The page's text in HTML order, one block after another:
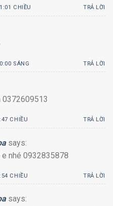
CHIỀU TRẢ LỜI
SÁNG TRẢ LỜI
0372609513
CHIỀU TRẢ LỜI
says:
nhé 0932835878
CHIỀU TRẢ LỜI
says: